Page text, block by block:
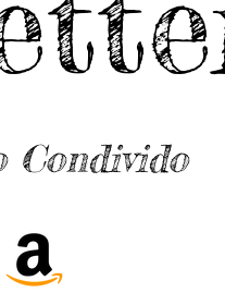
Condivido